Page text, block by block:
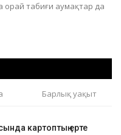
табиғи аумақтар да
Барлық уақыт
картоптың ерте